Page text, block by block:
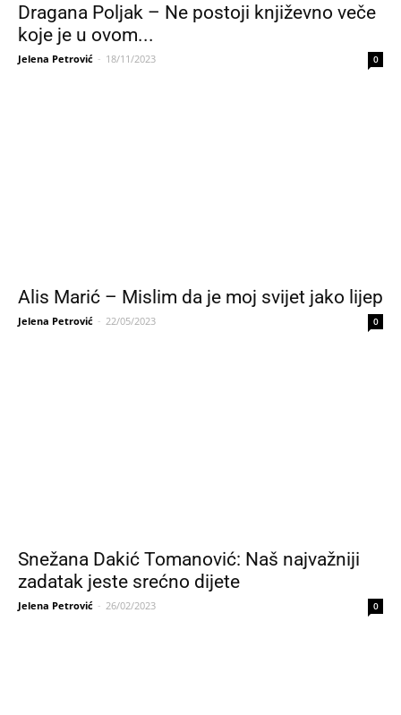
Dragana Poljak – Ne postoji književno veče
koje je u ovom...
Jelena Petrović - 18/11/2023 0
Alis Marić – Mislim da je moj svijet jako lijep
Jelena Petrović - 22/05/2023 0
Snežana Dakić Tomanović: Naš najvažniji
zadatak jeste srećno dijete
Jelena Petrović - 26/02/2023 0